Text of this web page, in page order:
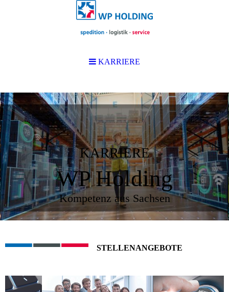
KARRIERE
WP Holding
Kompetenz aus Sachsen
STELLENANGEBOTE
KARRIERE